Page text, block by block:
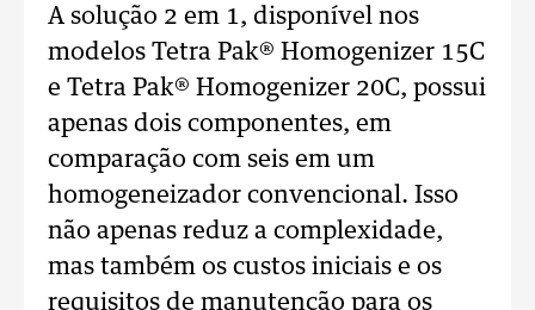
A solução 2 em 1, disponível nos
modelos Tetra Pak® Homogenizer 15C
e Tetra Pak® Homogenizer 20C, possui
apenas dois componentes, em
comparação com seis em um
homogeneizador convencional. Isso
não apenas reduz a complexidade,
mas também os custos iniciais e os
requisitos de manutenção para os